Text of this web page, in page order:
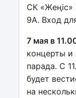
СК «Жеңіс»
9А. Вход
7 мая в
концерты и
парада. С
будет
на